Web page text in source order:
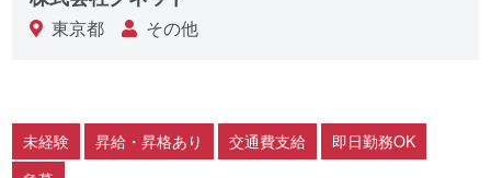
東京都 その他
未経験 昇給・昇格あり 交通費支給
即日勤務OK